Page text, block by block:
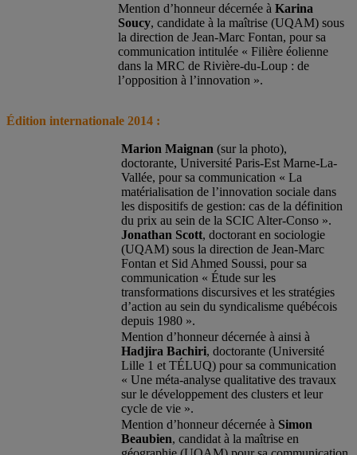
Mention d’honneur décernée à Karina
Soucy, candidate à la maîtrise (UQAM) sous
la direction de Jean-Marc Fontan, pour sa
communication intitulée « Filière éolienne
dans la MRC de Rivière-du-Loup : de
l’opposition à l’innovation ».
Édition internationale 2014 :
Marion Maignan (sur la photo),
doctorante, Université Paris-Est Marne-La-
Vallée, pour sa communication « La
matérialisation de l’innovation sociale dans
les dispositifs de gestion: cas de la définition
du prix au sein de la SCIC Alter-Conso ».
Jonathan Scott, doctorant en sociologie
(UQAM) sous la direction de Jean-Marc
Fontan et Sid Ahmed Soussi, pour sa
communication « Étude sur les
transformations discursives et les stratégies
d’action au sein du syndicalisme québécois
depuis 1980 ».
Mention d’honneur décernée à ainsi à
Hadjira Bachiri, doctorante (Université
Lille 1 et TÉLUQ) pour sa communication
« Une méta-analyse qualitative des travaux
sur le développement des clusters et leur
cycle de vie ».
Mention d’honneur décernée à Simon
Beaubien, candidat à la maîtrise en